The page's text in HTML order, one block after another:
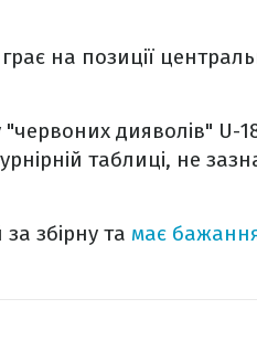
на позиції
дияволів" U-
таблиці, не
збірну та має